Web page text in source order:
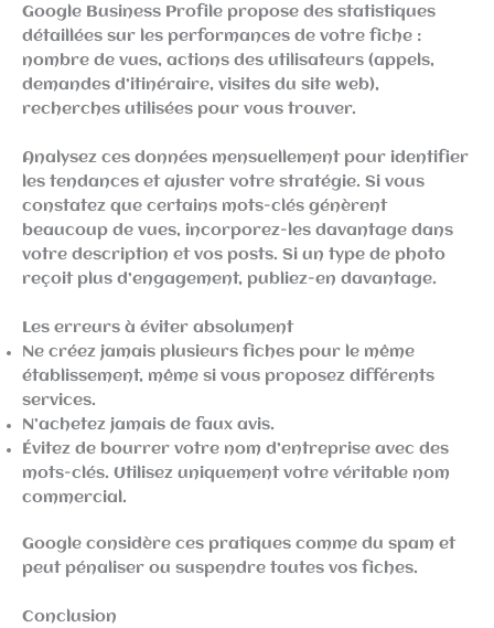
Google Business Profile propose des statistiques
détaillées sur les performances de votre fiche :
nombre de vues, actions des utilisateurs (appels,
demandes d’itinéraire, visites du site web),
recherches utilisées pour vous trouver.
Analysez ces données mensuellement pour identifier
les tendances et ajuster votre stratégie. Si vous
constatez que certains mots-clés génèrent
beaucoup de vues, incorporez-les davantage dans
votre description et vos posts. Si un type de photo
reçoit plus d’engagement, publiez-en davantage.
Les erreurs à éviter absolument
Ne créez jamais plusieurs fiches pour le même
établissement, même si vous proposez différents
services.
N’achetez jamais de faux avis.
Évitez de bourrer votre nom d’entreprise avec des
mots-clés. Utilisez uniquement votre véritable nom
commercial.
Google considère ces pratiques comme du spam et
peut pénaliser ou suspendre toutes vos fiches.
Conclusion